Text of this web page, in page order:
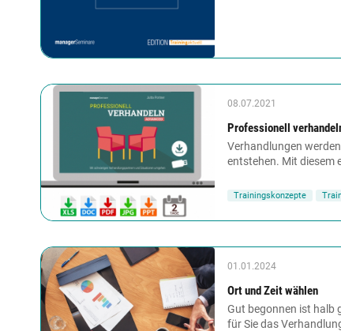
08.07.2021
Professionell
Verhandlungen
entstehen. Mit diesem
Trainingskonzepte
01.01.2024
Ort und Zeit wählen
Gut begonnen ist halb
für Sie das